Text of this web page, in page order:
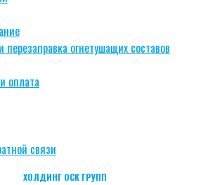
перезаправка огнетушащих составов
оплата
связи
ХОЛДИНГ ОСК ГРУПП